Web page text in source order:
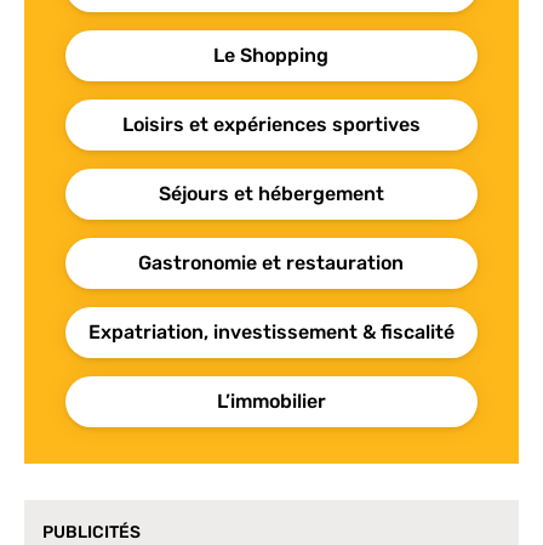
Le Shopping
Loisirs et expériences sportives
Séjours et hébergement
Gastronomie et restauration
Expatriation, investissement & fiscalité
L’immobilier
PUBLICITÉS